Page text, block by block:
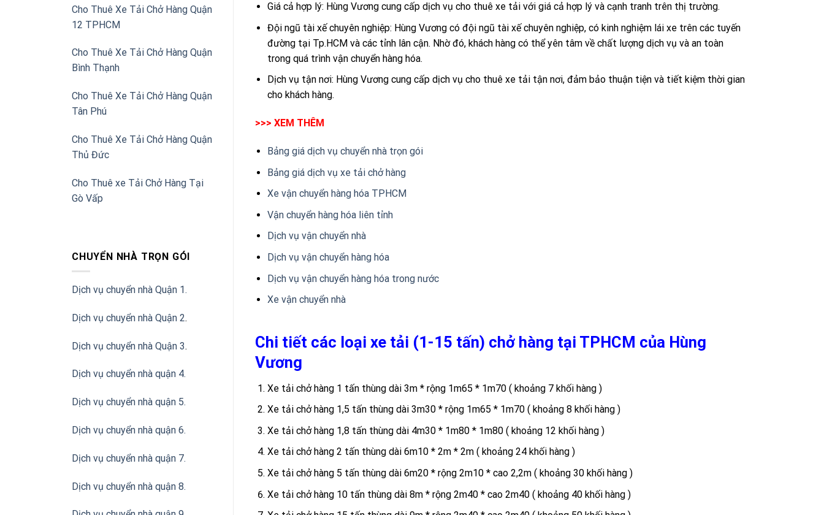
Cho Thuê Xe Tải Chở Hàng Quận
12 TPHCM
Cho Thuê Xe Tải Chở Hàng Quận
Bình Thạnh
Cho Thuê Xe Tải Chở Hàng Quận
Tân Phú
Cho Thuê Xe Tải Chở Hàng Quận
Thủ Đức
Cho Thuê xe Tải Chở Hàng Tại
Gò Vấp
CHUYỂN NHÀ TRỌN GÓI
Dịch vụ chuyển nhà Quận 1.
Dịch vụ chuyển nhà Quận 2.
Dịch vụ chuyển nhà Quận 3.
Dịch vụ chuyển nhà quận 4.
Dịch vụ chuyển nhà quận 5.
Dịch vụ chuyển nhà quận 6.
Dịch vụ chuyển nhà quận 7.
Dịch vụ chuyển nhà quận 8.
Giá cả hợp lý: Hùng Vương cung cấp dịch vụ cho thuê xe tải với giá cả hợp lý và cạnh tranh trên thị trường.
Đội ngũ tài xế chuyên nghiệp: Hùng Vương có đội ngũ tài xế chuyên nghiệp, có kinh nghiệm lái xe trên các tuyến
đường tại Tp.HCM và các tỉnh lân cận. Nhờ đó, khách hàng có thể yên tâm về chất lượng dịch vụ và an toàn
trong quá trình vận chuyển hàng hóa.
Dịch vụ tận nơi: Hùng Vương cung cấp dịch vụ cho thuê xe tải tận nơi, đảm bảo thuận tiện và tiết kiệm thời gian
cho khách hàng.
>>> XEM THÊM
Bảng giá dịch vụ chuyển nhà trọn gói
Bảng giá dịch vụ xe tải chở hàng
Xe vận chuyển hàng hóa TPHCM
Vận chuyển hàng hóa liên tỉnh
Dịch vụ vận chuyển nhà
Dịch vụ vận chuyển hàng hóa
Dịch vụ vận chuyển hàng hóa trong nước
Xe vận chuyển nhà
Chi tiết các loại xe tải (1-15 tấn) chở hàng tại TPHCM của Hùng
Vương
Xe tải chở hàng 1 tấn thùng dài 3m * rộng 1m65 * 1m70 ( khoảng 7 khối hàng )
Xe tải chở hàng 1,5 tấn thùng dài 3m30 * rộng 1m65 * 1m70 ( khoảng 8 khối hàng )
Xe tải chở hàng 1,8 tấn thùng dài 4m30 * 1m80 * 1m80 ( khoảng 12 khối hàng )
Xe tải chở hàng 2 tấn thùng dài 6m10 * 2m * 2m ( khoảng 24 khối hàng )
Xe tải chở hàng 5 tấn thùng dài 6m20 * rộng 2m10 * cao 2,2m ( khoảng 30 khối hàng )
Xe tải chở hàng 10 tấn thùng dài 8m * rộng 2m40 * cao 2m40 ( khoảng 40 khối hàng )